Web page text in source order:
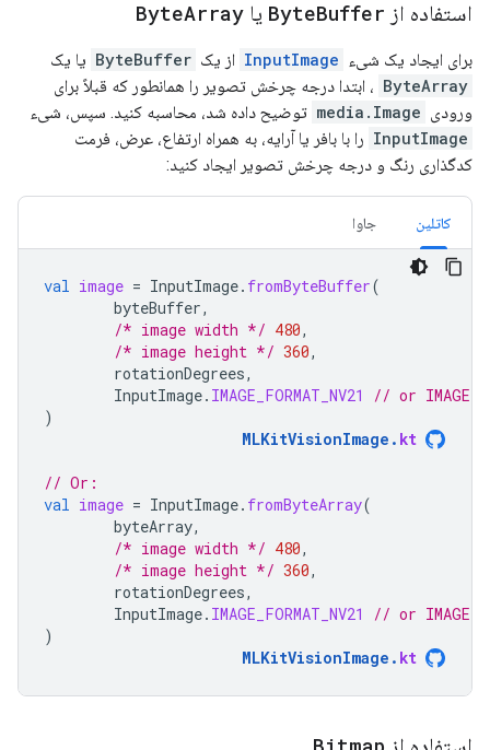
استفاده از ByteBuffer یا ByteArray
برای ایجاد یک شیء InputImage از یک ByteBuffer یا یک
ByteArray ، ابتدا درجه چرخش تصویر را همانطور که قبلاً برای
ورودی media.Image توضیح داده شد، محاسبه کنید. سپس، شیء
InputImage را با بافر یا آرایه، به همراه ارتفاع، عرض، فرمت
کدگذاری رنگ و درجه چرخش تصویر ایجاد کنید:
کاتلین جاوا
val image = InputImage. fromByteBuffer(
byteBuffer,
/* image width */ 480,
/* image height */ 360,
rotationDegrees,
InputImage. IMAGE_FORMAT_NV21
// or
)
MLKitVisionImage . kt
// Or:
val image = InputImage. fromByteArray(
byteArray,
/* image width */ 480,
/* image height */ 360,
rotationDegrees,
InputImage. IMAGE_FORMAT_NV21
// or
)
MLKitVisionImage . kt